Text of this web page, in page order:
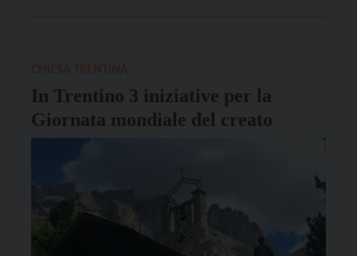
In Trentino 3 iniziative per la
Giornata mondiale del creato